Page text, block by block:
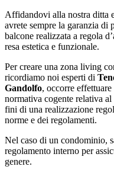
Affidandovi alla nostra ditta
avrete sempre la garanzia di
balcone realizzata a regola
resa estetica e funzionale.
Per creare una zona living
ricordiamo noi esperti di
Gandolfo, occorre
normativa cogente relativa
fini di una realizzazione
norme e dei regolamenti.
Nel caso di un condominio,
regolamento interno per
genere.